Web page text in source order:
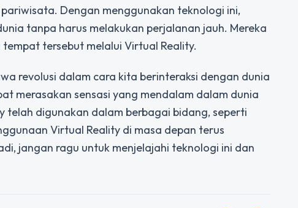
Dengan menggunakan teknologi ini,
tanpa harus melakukan perjalanan jauh. Mereka
tersebut melalui Virtual Reality.
revolusi dalam cara kita berinteraksi dengan dunia
merasakan sensasi yang mendalam dalam dunia
telah digunakan dalam berbagai bidang, seperti
Virtual Reality di masa depan terus
jangan ragu untuk menjelajahi teknologi ini dan